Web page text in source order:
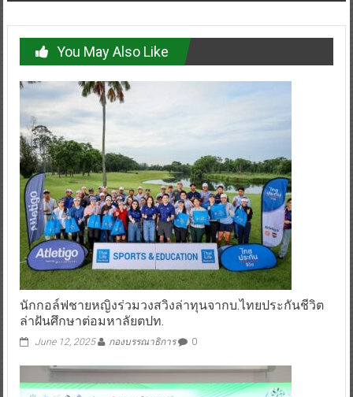
You May Also Like
นักกอล์ฟชายหญิงร่วมวงสวิงล่าทุนจากบ.ไทยประกันชีวิต
ล่าฝันศึกษาต่อมหาลัยตปท.
June 12, 2025 กองบรรณาธิการ 0